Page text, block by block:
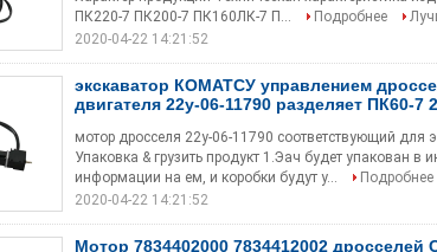
ПК220-7 ПК200-7 ПК160ЛК-7 П...
Подробнее
2020-04-22 14:21:52
экскаватор КОМАТСУ управлением
двигателя 22у-06-11790 разделяет ПК60-7
мотор дросселя 22у-06-11790 соответствующий
Упаковка & грузить продукт 1.Эач будет упакован
информации на ем, и коробки будут у...
Подробнее
2020-04-22 14:21:52
Мотор 7834402000 7834412002 дросселей